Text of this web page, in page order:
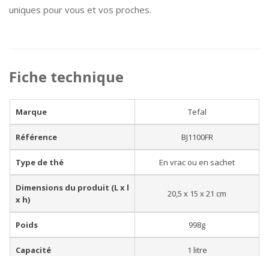
uniques pour vous et vos proches.
Fiche technique
Marque Tefal
Référence BJ1100FR
Type de thé En vrac ou en sachet
Dimensions du produit (L x l
x h)
20,5 x 15 x 21 cm
Poids 998g
Capacité 1 litre